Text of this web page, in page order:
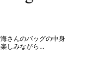
さんのバッグの中身
しみながら…